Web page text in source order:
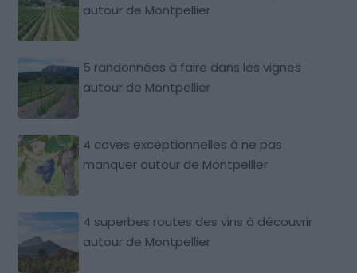
autour de Montpellier
5 randonnées à faire dans les vignes
autour de Montpellier
4 caves exceptionnelles à ne pas
manquer autour de Montpellier
4 superbes routes des vins à découvrir
autour de Montpellier